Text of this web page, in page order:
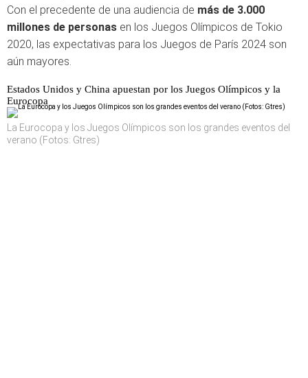
Con el precedente de una audiencia de más de 3.000
millones de personas en los Juegos Olímpicos de Tokio
2020, las expectativas para los Juegos de París 2024 son
aún mayores.
Estados Unidos y China apuestan por los Juegos Olímpicos y la
Eurocopa
La Eurocopa y los Juegos Olímpicos son los grandes eventos del
verano (Fotos: Gtres)